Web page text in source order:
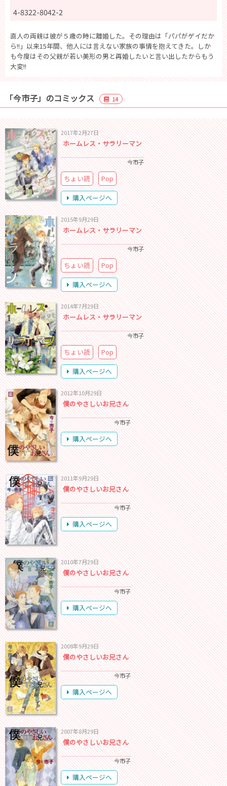
4-8322-8042-2
直人の両親は彼が５歳の時に離婚した。その理由は「パパがゲイだか
ら!!」以来15年間、他人には言えない家族の事情を抱えてきた。しか
も今度はその父親が若い美形の男と再婚したいと言い出したからもう
大変!!
「今市子」のコミックス 14
2017年2月27日
ホームレス・サラリーマン
今市子
ちょい読
Pop
購入ページへ
2015年9月29日
ホームレス・サラリーマン
今市子
ちょい読
Pop
購入ページへ
2014年7月29日
ホームレス・サラリーマン
今市子
ちょい読
Pop
購入ページへ
2012年10月29日
僕のやさしいお兄さん
今市子
購入ページへ
2011年9月29日
僕のやさしいお兄さん
今市子
購入ページへ
2010年7月29日
僕のやさしいお兄さん
今市子
購入ページへ
2008年9月29日
僕のやさしいお兄さん
今市子
購入ページへ
2007年8月29日
僕のやさしいお兄さん
今市子
購入ページへ